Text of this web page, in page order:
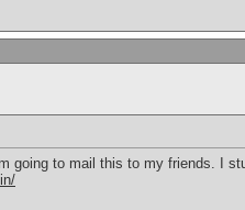
going to mail this to my friends. I